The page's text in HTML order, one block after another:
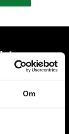
Om
läsnäolo,